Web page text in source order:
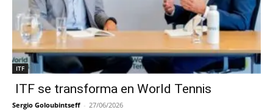
ITF
ITF se transforma en World Tennis
Sergio Goloubintseff - 27/06/2026